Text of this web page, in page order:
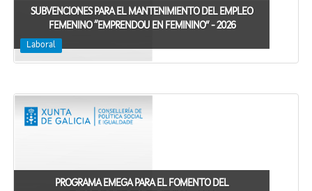
SUBVENCIONES PARA EL MANTENIMIENTO DEL EMPLEO
FEMENINO “EMPRENDOU EN FEMININO” - 2026
Laboral
PROGRAMA EMEGA PARA EL FOMENTO DEL